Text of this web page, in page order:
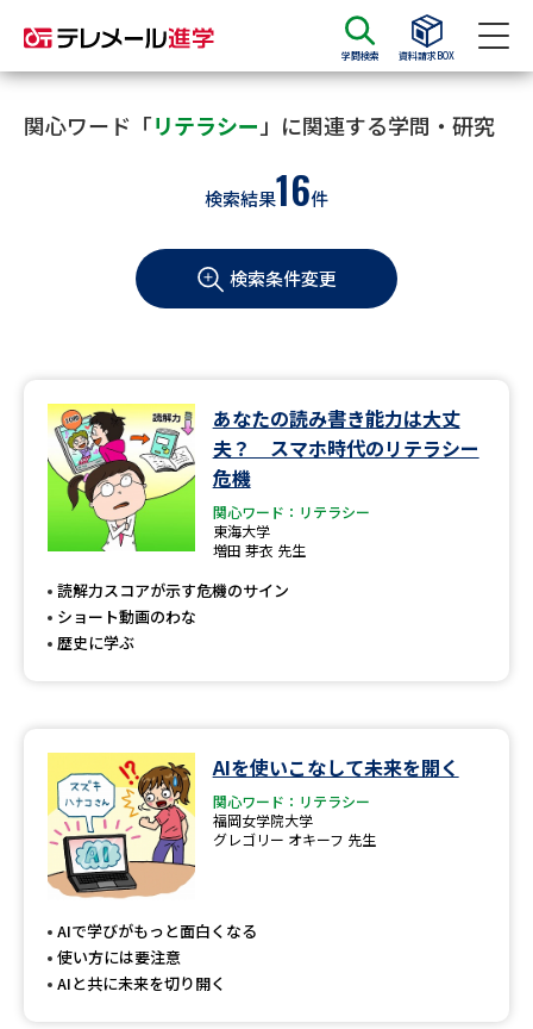
学問検索 資料請求BOX
資料請求 資料検索
大学・短大の資料種類から請求
学部・学科パンフ
過去問題集
大学・短大以外の資料から請求
専門学校の資料請求
留学・進学関連、塾・予備校
大学入学共通テスト「受験案
大学入学共通テスト「受験上の
高等学校（情報）教員資格認定
大学研究
大学で学べる内容や特徴を調べる
関心ワード「リテラシー 」に関連する学問・研究
検索結果16件
検索条件変更
あなたの読み書き能力は大丈
夫？ スマホ時代のリテラシー
危機
関心ワード：リテラシー
東海大学
増田 芽衣 先生
読解力スコアが示す危機のサイン
ショート動画のわな
歴史に学ぶ
AIを使いこなして未来を開く
関心ワード：リテラシー
福岡女学院大学
グレゴリー オキーフ 先生
AIで学びがもっと面白くなる
使い方には要注意
AIと共に未来を切り開く